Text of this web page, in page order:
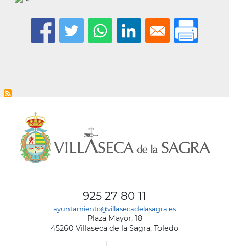
925 27 80 11
ayuntamiento@villasecadelasagra.es
Plaza Mayor, 18
45260 Villaseca de la Sagra, Toledo